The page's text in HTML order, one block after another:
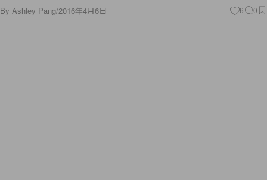
By Ashley Pang/2016年4月6日 6 0